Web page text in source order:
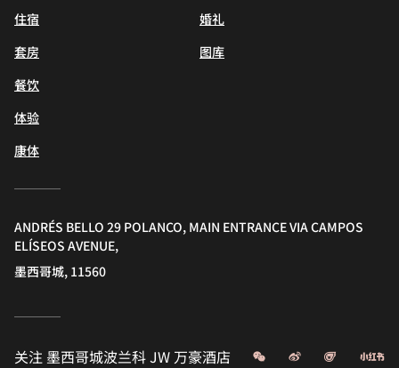
住宿
套房
餐饮
体验
康体
婚礼
图库
ANDRÉS BELLO 29 POLANCO, MAIN ENTRANCE VIA CAMPOS
ELÍSEOS AVENUE,
墨西哥城, 11560
关注 墨西哥城波兰科 JW 万豪酒店 微信 微博 飞猪